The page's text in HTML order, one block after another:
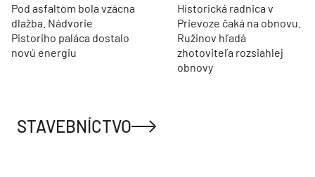
Pod asfaltom bola vzácna
dlažba. Nádvorie
Pistoriho paláca dostalo
novú energiu
Historická radnica v
Prievoze čaká na obnovu.
Ružinov hľadá
zhotoviteľa rozsiahlej
obnovy
STAVEBNÍCTVO